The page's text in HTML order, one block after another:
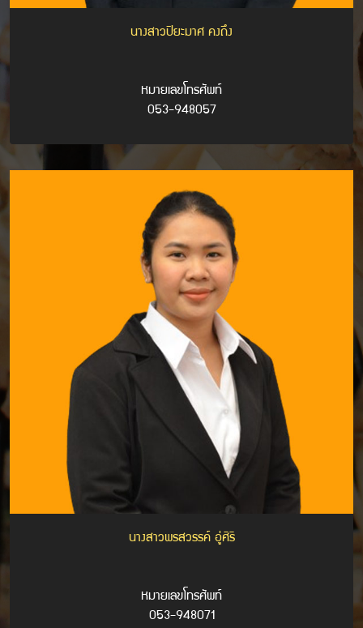
นางสาวปิยะมาศ คงถึง
หมายเลขโทรศัพท์
053-948057
นางสาวพรสวรรค์ อู่ศิริ
หมายเลขโทรศัพท์
053-948071